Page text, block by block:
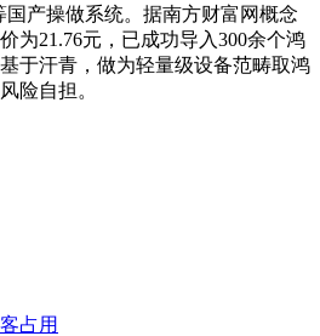
产操做系统。据南方财富网概念
为21.76元，已成功导入300余个鸿
于汗青，做为轻量级设备范畴取鸿
险自担。
占用